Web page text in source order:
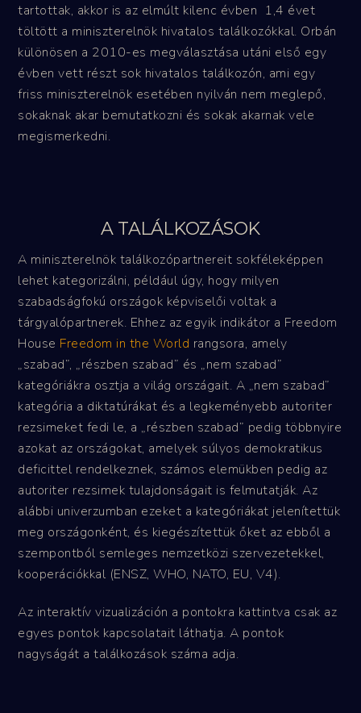
tartottak, akkor is az elmúlt kilenc évben 1,4 évet
töltött a miniszterelnök hivatalos találkozókkal. Orbán
különösen a 2010-es megválasztása utáni első egy
évben vett részt sok hivatalos találkozón, ami egy
friss miniszterelnök esetében nyilván nem meglepő,
sokaknak akar bemutatkozni és sokak akarnak vele
megismerkedni.
A TALÁLKOZÁSOK
A miniszterelnök találkozópartnereit sokféleképpen
lehet kategorizálni, például úgy, hogy milyen
szabadságfokú országok képviselői voltak a
tárgyalópartnerek. Ehhez az egyik indikátor a Freedom
House Freedom in the World rangsora, amely
„szabad”, „részben szabad” és „nem szabad”
kategóriákra osztja a világ országait. A „nem szabad”
kategória a diktatúrákat és a legkeményebb autoriter
rezsimeket fedi le, a „részben szabad” pedig többnyire
azokat az országokat, amelyek súlyos demokratikus
deficittel rendelkeznek, számos elemükben pedig az
autoriter rezsimek tulajdonságait is felmutatják. Az
alábbi univerzumban ezeket a kategóriákat jelenítettük
meg országonként, és kiegészítettük őket az ebből a
szempontból semleges nemzetközi szervezetekkel,
kooperációkkal (ENSZ, WHO, NATO, EU, V4).
Az interaktív vizualizáción a pontokra kattintva csak az
egyes pontok kapcsolatait láthatja. A pontok
nagyságát a találkozások száma adja.